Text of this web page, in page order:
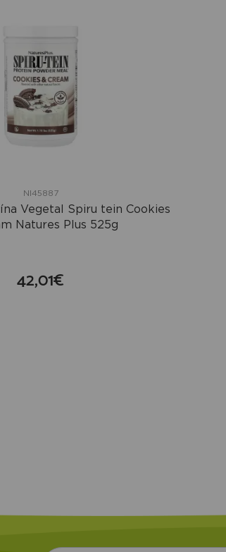
NI45887
Vegetal Spiru tein Cookies
Natures Plus 525g
42,01€